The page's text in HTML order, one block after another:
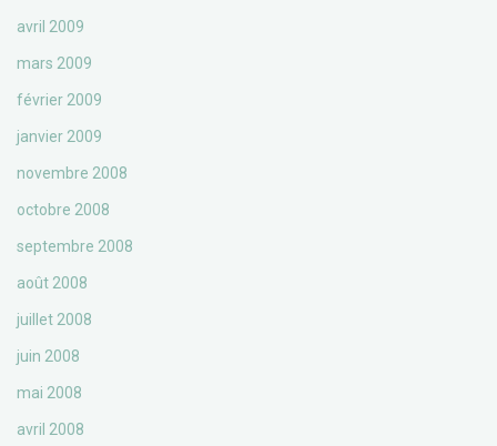
avril 2009
mars 2009
février 2009
janvier 2009
novembre 2008
octobre 2008
septembre 2008
août 2008
juillet 2008
juin 2008
mai 2008
avril 2008